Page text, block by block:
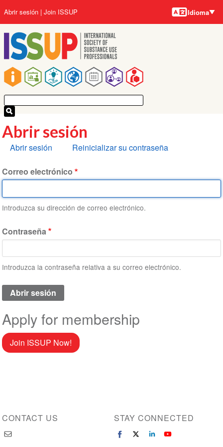
al
contenido
principal
Main
navigation
User
account
menu
Abrir sesión Join ISSUP Idiomas
Idioma
Abrir sesión
Solapas
Abrir sesión Reinicializar su contraseña
Correo electrónico
Introduzca su dirección de correo electrónico.
Contraseña
Introduzca la contraseña relativa a su correo electrónico.
Apply for membership
Join ISSUP Now!
CONTACT US STAY CONNECTED